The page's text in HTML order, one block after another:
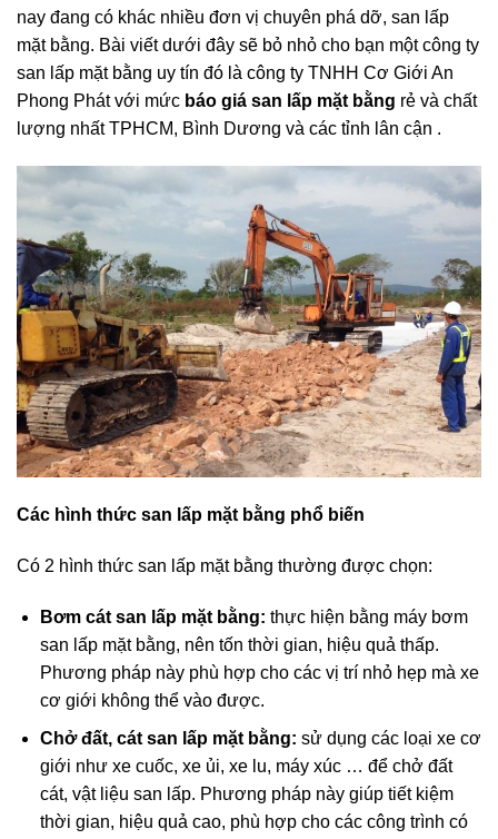
nay đang có khác nhiều đơn vị chuyên phá dỡ, san lấp
mặt bằng. Bài viết dưới đây sẽ bỏ nhỏ cho bạn một công ty
san lấp mặt bằng uy tín đó là công ty TNHH Cơ Giới An
Phong Phát với mức báo giá san lấp mặt bằng rẻ và chất
lượng nhất TPHCM, Bình Dương và các tỉnh lân cận .
Các hình thức san lấp mặt bằng phổ biến
Có 2 hình thức san lấp mặt bằng thường được chọn:
Bơm cát san lấp mặt bằng: thực hiện bằng máy bơm
san lấp mặt bằng, nên tốn thời gian, hiệu quả thấp.
Phương pháp này phù hợp cho các vị trí nhỏ hẹp mà xe
cơ giới không thể vào được.
Chở đất, cát san lấp mặt bằng: sử dụng các loại xe cơ
giới như xe cuốc, xe ủi, xe lu, máy xúc … để chở đất
cát, vật liệu san lấp. Phương pháp này giúp tiết kiệm
thời gian, hiệu quả cao, phù hợp cho các công trình có